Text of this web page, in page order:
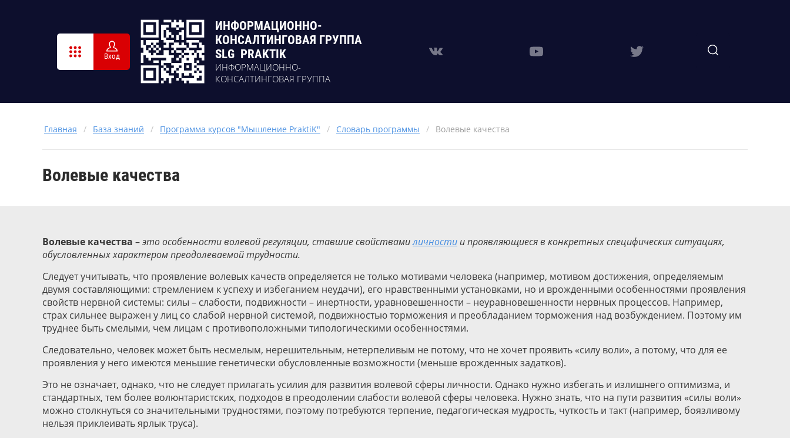
Вход
ИНФОРМАЦИОННО-
КОНСАЛТИНГОВАЯ ГРУППА
ИНФОРМАЦИОННО-
КОНСАЛТИНГОВАЯ ГРУППА
SLG PRAKTIK
Главная / База знаний / Программа курсов "Мышление PraktiK" / Словарь программы / Волевые качества
Волевые качества
Волевые качества –это особенности волевой регуляции, ставшие свойствамиличности и проявляющиеся в конкретных специфических ситуациях,
обусловленных характером преодолеваемой трудности.
Следует учитывать, что проявление волевых качеств определяется не только мотивами человека (например, мотивом достижения, определяемым
двумя составляющими: стремлением к успеху и избеганием неудачи), его нравственными установками, но и врожденными особенностями проявления
свойств нервной системы: силы – слабости, подвижности – инертности, уравновешенности – неуравновешенности нервных процессов. Например,
страх сильнее выражен у лиц со слабой нервной системой, подвижностью торможения и преобладанием торможения над возбуждением. Поэтому им
труднее быть смелыми, чем лицам с противоположными типологическими особенностями.
Следовательно, человек может быть несмелым, нерешительным, нетерпеливым не потому, что не хочет проявить «силу воли», а потому, что для ее
проявления у него имеются меньшие генетически обусловленные возможности (меньше врожденных задатков).
Это не означает, однако, что не следует прилагать усилия для развития волевой сферы личности. Однако нужно избегать и излишнего оптимизма, и
стандартных, тем более волюнтаристских, подходов в преодолении слабости волевой сферы человека. Нужно знать, что на пути развития «силы воли»
можно столкнуться со значительными трудностями, поэтому потребуются терпение, педагогическая мудрость, чуткость и такт (например, боязливому
нельзя приклеивать ярлык труса).